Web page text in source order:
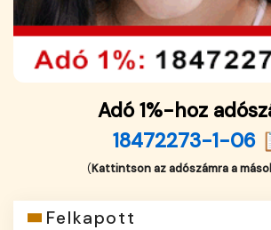
Adó 1%-hoz
18472273-1-06
(Kattintson az adószámra a
Felkapott